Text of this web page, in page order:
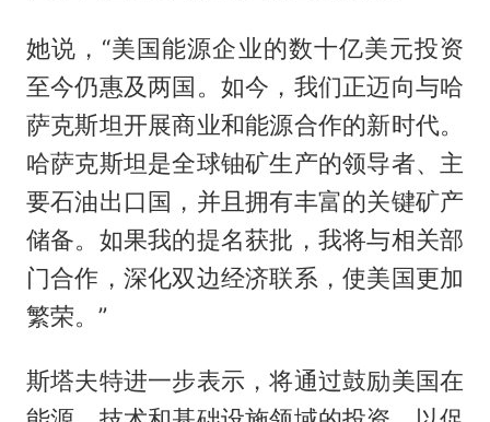
她说，“美国能源企业的数十亿美元投资
至今仍惠及两国。如今，我们正迈向与哈
萨克斯坦开展商业和能源合作的新时代。
哈萨克斯坦是全球铀矿生产的领导者、主
要石油出口国，并且拥有丰富的关键矿产
储备。如果我的提名获批，我将与相关部
门合作，深化双边经济联系，使美国更加
繁荣。”
斯塔夫特进一步表示，将通过鼓励美国在